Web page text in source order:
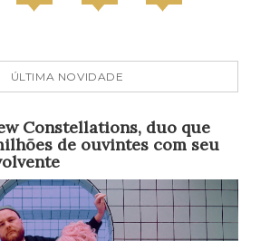
ÚLTIMA NOVIDADE
Constellations, duo que
de ouvintes com seu